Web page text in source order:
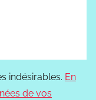
indésirables. En
de vos